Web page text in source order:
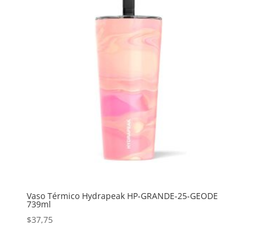
Vaso Térmico Hydrapeak HP-GRANDE-25-GEODE
739ml
$37,75